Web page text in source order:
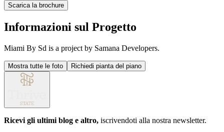
Scarica la brochure
Informazioni sul Progetto
Miami By Sd is a project by Samana Developers.
Mostra tutte le foto Richiedi pianta del piano
Ricevi gli ultimi blog e altro, iscrivendoti alla nostra newsletter.